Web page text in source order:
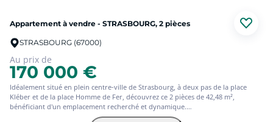
Appartement à vendre - STRASBOURG, 2 pièces
STRASBOURG (67000)
Au prix de
170 000 €
Idéalement situé en plein centre-ville de Strasbourg, à deux pas de la place
Kléber et de la place Homme de Fer, découvrez ce 2 pièces de 42,48 m²,
bénéficiant d'un emplacement recherché et dynamique.